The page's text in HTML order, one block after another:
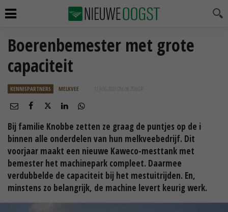
Boerenbemester met grote
capaciteit
KENNISPARTNERS MELKVEE 11 AUG 2023 OM 08:25
Bij familie Knobbe zetten ze graag de puntjes op de i
binnen alle onderdelen van hun melkveebedrijf. Dit
voorjaar maakt een nieuwe Kaweco-mesttank met
bemester het machinepark compleet. Daarmee
verdubbelde de capaciteit bij het mestuitrijden. En,
minstens zo belangrijk, de machine levert keurig werk.